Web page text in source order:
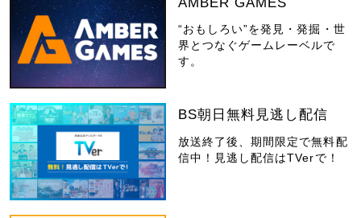
“おもしろい”を発見・発掘・世
界とつなぐゲームレーベルで
す。
BS朝日無料見逃し配信
放送終了後、期間限定で無料配
信中！見逃し配信はTVerで！